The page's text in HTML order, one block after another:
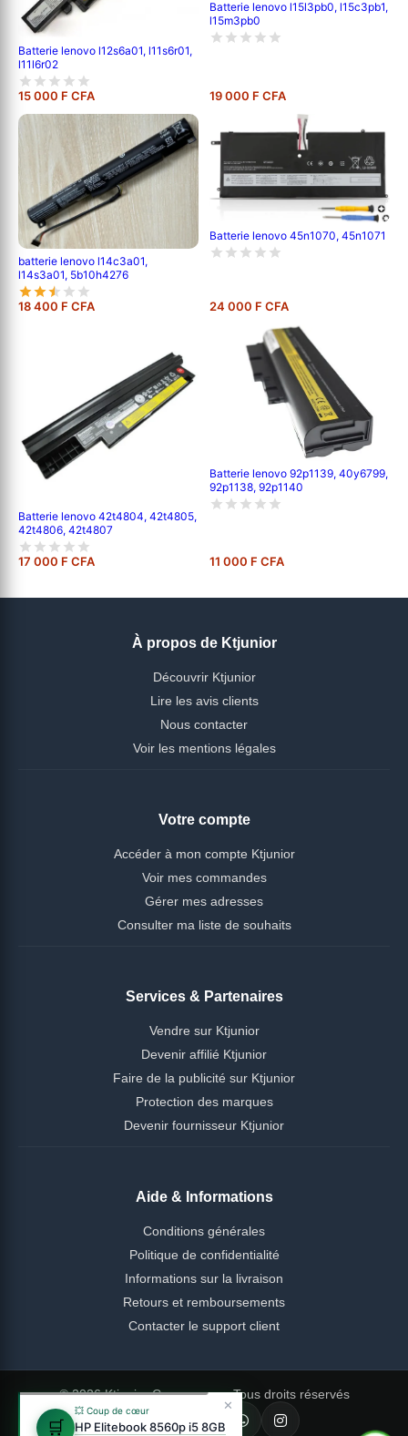
Batterie lenovo l12s6a01, l11s6r01,
l11l6r02
15 000 F CFA
Batterie lenovo l15l3pb0, l15c3pb1,
l15m3pb0
19 000 F CFA
batterie lenovo l14c3a01,
l14s3a01, 5b10h4276
18 400 F CFA
Batterie lenovo 45n1070, 45n1071
24 000 F CFA
Batterie lenovo 42t4804, 42t4805,
42t4806, 42t4807
17 000 F CFA
Batterie lenovo 92p1139, 40y6799,
92p1138, 92p1140
11 000 F CFA
À propos de Ktjunior
Découvrir Ktjunior
Lire les avis clients
Nous contacter
Voir les mentions légales
Votre compte
Accéder à mon compte Ktjunior
Voir mes commandes
Gérer mes adresses
Consulter ma liste de souhaits
Services & Partenaires
Vendre sur Ktjunior
Devenir affilié Ktjunior
Faire de la publicité sur Ktjunior
Protection des marques
Devenir fournisseur Ktjunior
Aide & Informations
Conditions générales
Politique de confidentialité
Informations sur la livraison
Retours et remboursements
Contacter le support client
© 2026 Ktjunior Cameroun — Tous droits réservés
🛒
💥 Coup de cœur
HP Elitebook 8560p i5 8GB
✕